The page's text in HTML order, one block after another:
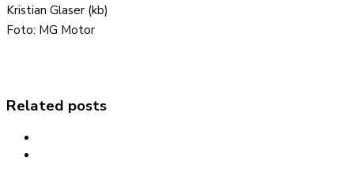
Kristian Glaser (kb)
Foto: MG Motor
Related posts